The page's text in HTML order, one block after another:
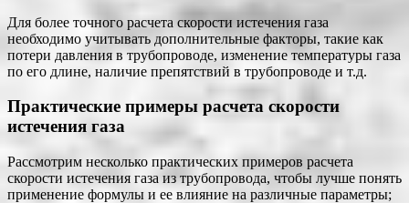
Для более точного расчета скорости истечения газа
необходимо учитывать дополнительные факторы, такие как
потери давления в трубопроводе, изменение температуры газа
по его длине, наличие препятствий в трубопроводе и т.д.
Практические примеры расчета скорости
истечения газа
Рассмотрим несколько практических примеров расчета
скорости истечения газа из трубопровода, чтобы лучше понять
применение формулы и ее влияние на различные параметры;